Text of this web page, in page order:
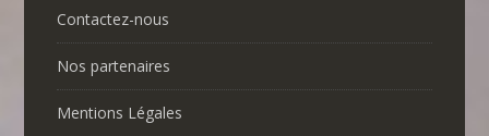
Contactez-nous
Nos partenaires
Mentions Légales